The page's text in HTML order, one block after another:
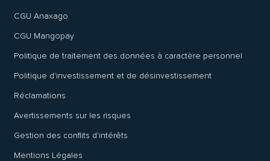
CGU Anaxago
CGU Mangopay
Politique de traitement des données à caractère personnel
Politique d'investissement et de désinvestissement
Réclamations
Avertissements sur les risques
Gestion des conflits d'intérêts
Mentions Légales